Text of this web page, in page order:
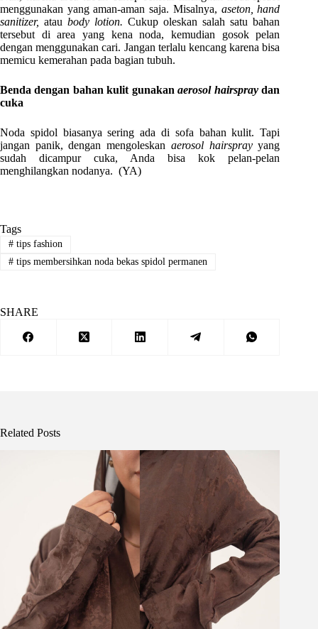
menggunakan yang aman-aman saja. Misalnya, aseton, hand
sanitizer, ataubody lotion. Cukup oleskan salah satu bahan
tersebut di area yang kena noda, kemudian gosok pelan
dengan menggunakan cari. Jangan terlalu kencang karena bisa
memicu kemerahan pada bagian tubuh.
Benda dengan bahan kulit gunakanaerosol hairspraydan
cuka
Noda spidol biasanya sering ada di sofa bahan kulit. Tapi
jangan panik, dengan mengoleskan aerosol hairsprayyang
sudah dicampur cuka, Anda bisa kok pelan-pelan
menghilangkan nodanya. (YA)
Tags
#tips fashion
#tips membersihkan noda bekas spidol permanen
SHARE
Related Posts